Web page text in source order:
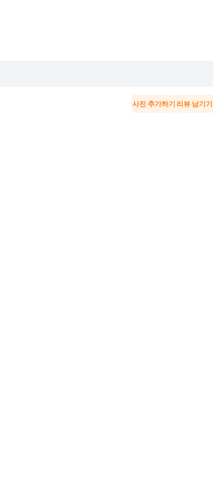
사진 추가하기 리뷰 남기기